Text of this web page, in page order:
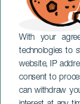
With your
technologies to
website, IP
consent to
can withdraw
TENERIFE